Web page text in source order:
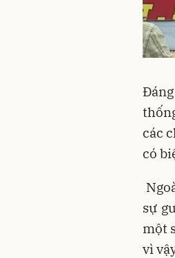
các
có
sự
một
vì